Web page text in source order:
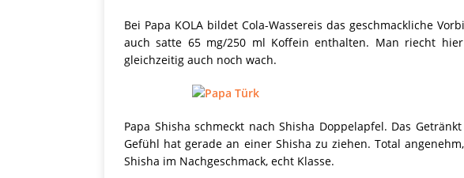
Bei Papa KOLA bildet Cola-Wassereis das geschmackliche
auch satte 65 mg/250 ml Koffein enthalten. Man riecht
gleichzeitig auch noch wach.
Papa Shisha schmeckt nach Shisha Doppelapfel. Das
Gefühl hat gerade an einer Shisha zu ziehen. Total
Shisha im Nachgeschmack, echt Klasse.